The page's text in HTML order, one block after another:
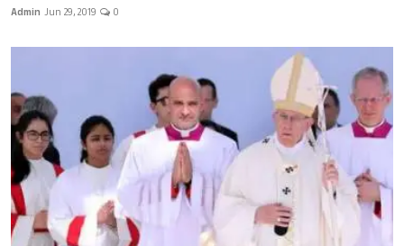
Admin Jun 29, 2019 0